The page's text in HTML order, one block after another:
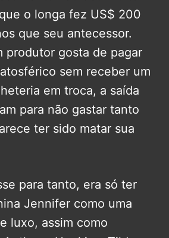
o longa fez US$ 200
que seu antecessor.
produtor gosta de pagar
sem receber um
em troca, a saída
para não gastar tanto
ter sido matar sua
para tanto, era só ter
Jennifer como uma
luxo, assim como